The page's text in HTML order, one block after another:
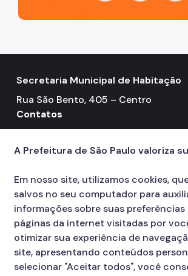
Secretaria Municipal de Habitação
Rua São Bento, 405 – Centro
Contatos
Telefone: 3322-4500
A Prefeitura de São Paulo valoriza
Em nosso site, utilizamos cookies,
salvos no seu computador para
informações sobre suas
páginas da internet visitadas por
otimizar sua experiência de
site, apresentando conteúdos
selecionar "Aceitar todos", você